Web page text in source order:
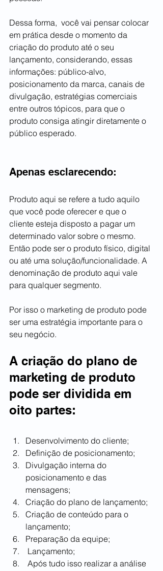
Dessa forma,  você vai pensar colocar
em prática desde o momento da
criação do produto até o seu
lançamento, considerando, essas
informações: público-alvo,
posicionamento da marca, canais de
divulgação, estratégias comerciais
entre outros tópicos, para que o
produto consiga atingir diretamente o
público esperado.
Apenas esclarecendo:
Produto aqui se refere a tudo aquilo
que você pode oferecer e que o
cliente esteja disposto a pagar um
determinado valor sobre o mesmo.
Então pode ser o produto físico, digital
ou até uma solução/funcionalidade. A
denominação de produto aqui vale
para qualquer segmento.
Por isso o marketing de produto pode
ser uma estratégia importante para o
seu negócio.
A criação do plano de
marketing de produto
pode ser dividida em
oito partes:
Desenvolvimento do cliente;
Definição de posicionamento;
Divulgação interna do
posicionamento e das
mensagens;
Criação do plano de lançamento;
Criação de conteúdo para o
lançamento;
Preparação da equipe;
Lançamento;